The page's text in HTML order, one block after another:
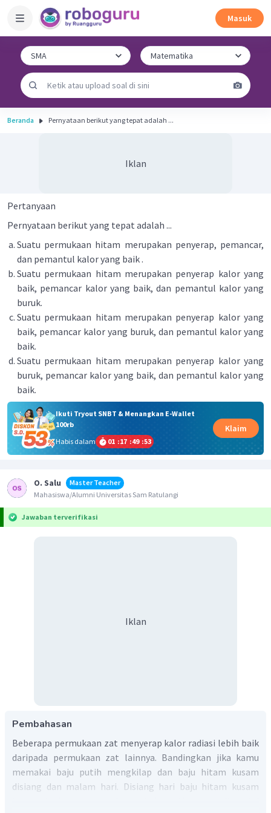
Masuk
Beranda Pernyataan berikut yang tepat adalah ...
Iklan
Pertanyaan
Pernyataan berikut yang tepat adalah ...
Suatu permukaan hitam merupakan penyerap, pemancar,
dan pemantul kalor yang baik .
Suatu permukaan hitam merupakan penyerap kalor yang
baik, pemancar kalor yang baik, dan pemantul kalor yang
buruk.
Suatu permukaan hitam merupakan penyerap kalor yang
baik, pemancar kalor yang buruk, dan pemantul kalor yang
baik.
Suatu permukaan hitam merupakan penyerap kalor yang
buruk, pemancar kalor yang baik, dan pemantul kalor yang
baik.
Ikuti Tryout SNBT & Menangkan E-Wallet
100rb
Habis dalam
01 :17 :49 :53
Klaim
O. Salu
Master Teacher
Mahasiswa/Alumni Universitas Sam Ratulangi
Jawaban terverifikasi
Iklan
Pembahasan
Beberapa permukaan zat menyerap kalor radiasi lebih baik
daripada permukaan zat lainnya. Bandingkan jika kamu
memakai baju putih mengkilap dan baju hitam kusam
disiang dan malam hari. Disiang hari baju hitam kusam